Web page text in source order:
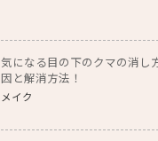
気になる目の下のクマの消し
因と解消方法！
メイク